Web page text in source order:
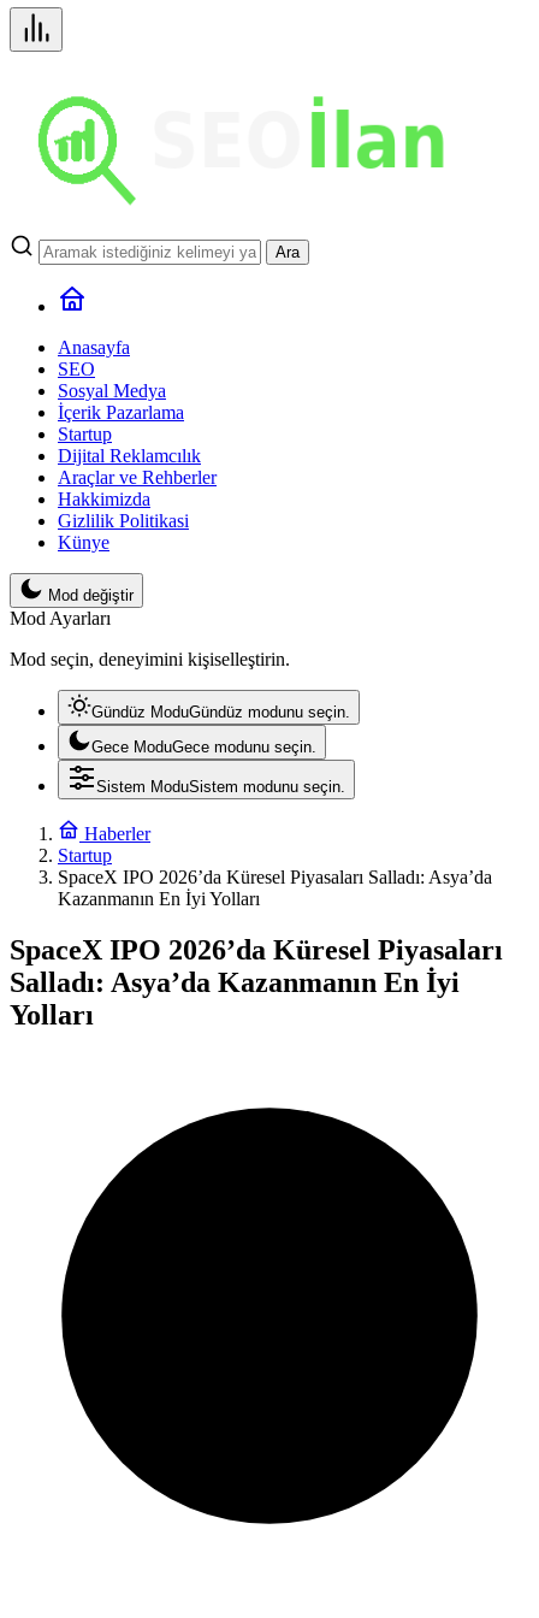
Ara
Anasayfa
SEO
Sosyal Medya
İçerik Pazarlama
Startup
Dijital Reklamcılık
Araçlar ve Rehberler
Hakkimizda
Gizlilik Politikasi
Künye
Mod değiştir
Mod Ayarları
Mod seçin, deneyimini kişiselleştirin.
Gündüz ModuGündüz modunu seçin.
Gece ModuGece modunu seçin.
Sistem ModuSistem modunu seçin.
Haberler
Startup
SpaceX IPO 2026’da Küresel Piyasaları Salladı: Asya’da
Kazanmanın En İyi Yolları
SpaceX IPO 2026’da Küresel Piyasaları
Salladı: Asya’da Kazanmanın En İyi
Yolları